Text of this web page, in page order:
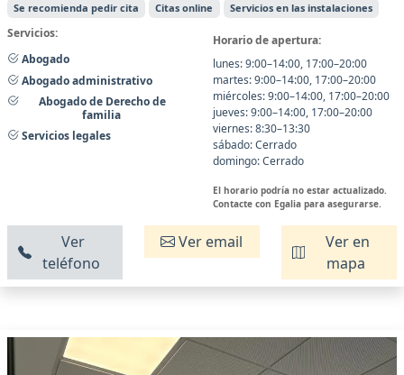
Se recomienda pedir cita
Citas online Servicios en las instalaciones
Servicios:
Abogado
Abogado administrativo
Abogado de Derecho de
familia
Servicios legales
Horario de apertura:
lunes: 9:00–14:00, 17:00–20:00
martes: 9:00–14:00, 17:00–20:00
miércoles: 9:00–14:00, 17:00–20:00
jueves: 9:00–14:00, 17:00–20:00
viernes: 8:30–13:30
sábado: Cerrado
domingo: Cerrado
El horario podría no estar actualizado.
Contacte con Egalia para asegurarse.
Ver
teléfono
Ver email
Ver en
mapa